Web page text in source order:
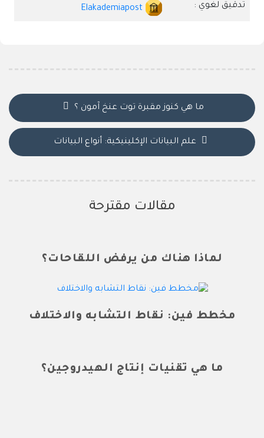
تدقيق لغوي : Elakademiapost
ما هي كنوز مقبرة توت عنخ آمون ؟
علم البيانات الإكلينيكية: أنواع البيانات
مقالات مقترحة
لماذا هناك من يرفض اللقاحات؟
مخطط فين: نقاط التشابه والاختلاف
ما هي تقنيات إنتاج الهيدروجين؟